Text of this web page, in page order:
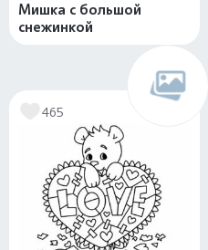
Мишка с большой
снежинкой
465